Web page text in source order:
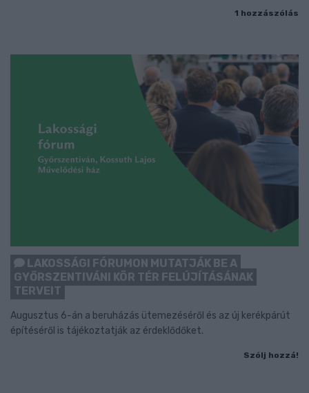
1 hozzászólás
LAKOSSÁGI FÓRUMON MUTATJÁK BE A
GYŐRSZENTIVÁNI KÖR TÉR FELÚJÍTÁSÁNAK
TERVEIT
Augusztus 6-án a beruházás ütemezéséről és az új kerékpárút
építéséről is tájékoztatják az érdeklődőket.
Szólj hozzá!